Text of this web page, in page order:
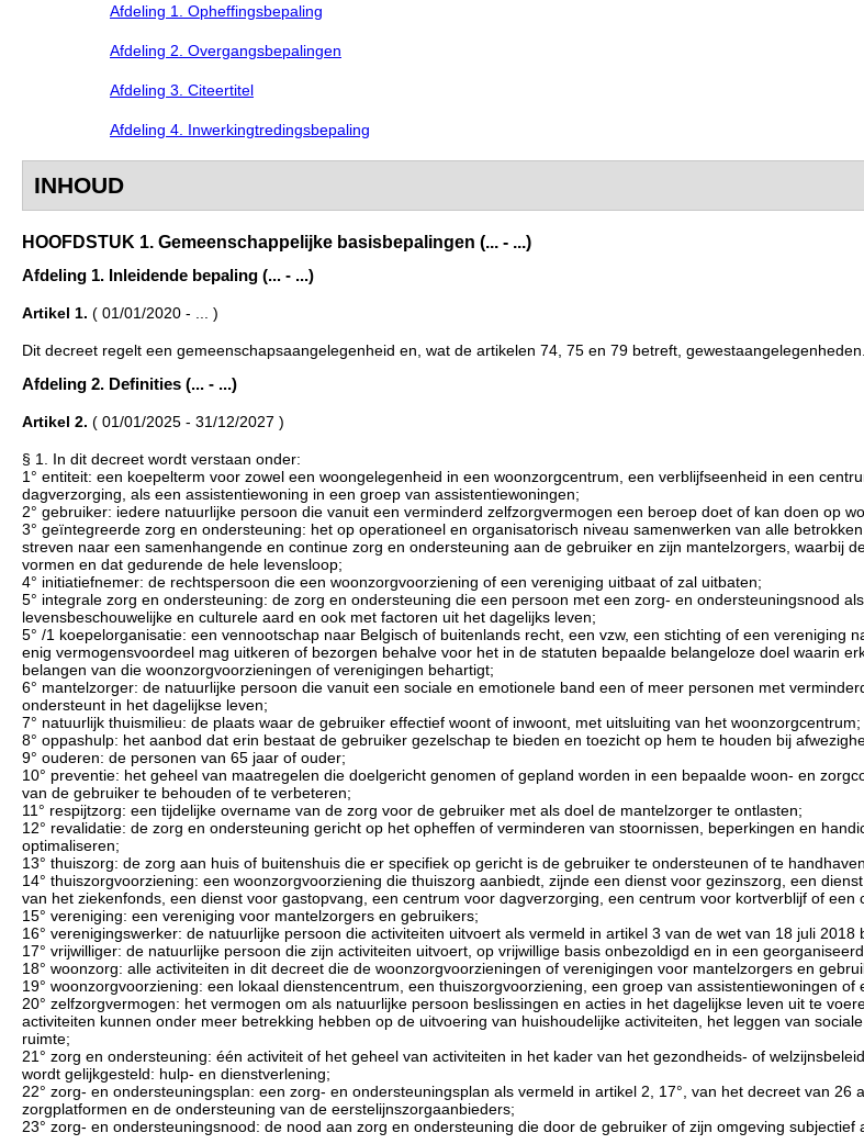
Afdeling 1. Opheffingsbepaling
Afdeling 2. Overgangsbepalingen
Afdeling 3. Citeertitel
Afdeling 4. Inwerkingtredingsbepaling
INHOUD
HOOFDSTUK 1. Gemeenschappelijke basisbepalingen (... - ...)
Afdeling 1. Inleidende bepaling (... - ...)
Artikel 1. ( 01/01/2020 - ... )
Dit decreet regelt een gemeenschapsaangelegenheid en, wat de artikelen 74, 75 en 79 betreft, gewestaangelegenheden.
Afdeling 2. Definities (... - ...)
Artikel 2. ( 01/01/2025 - 31/12/2027 )
§ 1. In dit decreet wordt verstaan onder:
1° entiteit: een koepelterm voor zowel een woongelegenheid in een woonzorgcentrum, een verblijfseenheid in een
dagverzorging, als een assistentiewoning in een groep van assistentiewoningen;
2° gebruiker: iedere natuurlijke persoon die vanuit een verminderd zelfzorgvermogen een beroep doet of kan doen op
3° geïntegreerde zorg en ondersteuning: het op operationeel en organisatorisch niveau samenwerken van alle
streven naar een samenhangende en continue zorg en ondersteuning aan de gebruiker en zijn mantelzorgers, waarbij
vormen en dat gedurende de hele levensloop;
4° initiatiefnemer: de rechtspersoon die een woonzorgvoorziening of een vereniging uitbaat of zal uitbaten;
5° integrale zorg en ondersteuning: de zorg en ondersteuning die een persoon met een zorg- en ondersteuningsnood
levensbeschouwelijke en culturele aard en ook met factoren uit het dagelijks leven;
5° /1 koepelorganisatie: een vennootschap naar Belgisch of buitenlands recht, een vzw, een stichting of een
enig vermogensvoordeel mag uitkeren of bezorgen behalve voor het in de statuten bepaalde belangeloze doel waarin
belangen van die woonzorgvoorzieningen of verenigingen behartigt;
6° mantelzorger: de natuurlijke persoon die vanuit een sociale en emotionele band een of meer personen met
ondersteunt in het dagelijkse leven;
7° natuurlijk thuismilieu: de plaats waar de gebruiker effectief woont of inwoont, met uitsluiting van het woonzorgcentrum;
8° oppashulp: het aanbod dat erin bestaat de gebruiker gezelschap te bieden en toezicht op hem te houden bij
9° ouderen: de personen van 65 jaar of ouder;
10° preventie: het geheel van maatregelen die doelgericht genomen of gepland worden in een bepaalde woon- en
van de gebruiker te behouden of te verbeteren;
11° respijtzorg: een tijdelijke overname van de zorg voor de gebruiker met als doel de mantelzorger te ontlasten;
12° revalidatie: de zorg en ondersteuning gericht op het opheffen of verminderen van stoornissen, beperkingen en
optimaliseren;
13° thuiszorg: de zorg aan huis of buitenshuis die er specifiek op gericht is de gebruiker te ondersteunen of te
14° thuiszorgvoorziening: een woonzorgvoorziening die thuiszorg aanbiedt, zijnde een dienst voor gezinszorg, een
van het ziekenfonds, een dienst voor gastopvang, een centrum voor dagverzorging, een centrum voor kortverblijf of een
15° vereniging: een vereniging voor mantelzorgers en gebruikers;
16° verenigingswerker: de natuurlijke persoon die activiteiten uitvoert als vermeld in artikel 3 van de wet van 18 juli
17° vrijwilliger: de natuurlijke persoon die zijn activiteiten uitvoert, op vrijwillige basis onbezoldigd en in een
18° woonzorg: alle activiteiten in dit decreet die de woonzorgvoorzieningen of verenigingen voor mantelzorgers en
19° woonzorgvoorziening: een lokaal dienstencentrum, een thuiszorgvoorziening, een groep van assistentiewoningen of
20° zelfzorgvermogen: het vermogen om als natuurlijke persoon beslissingen en acties in het dagelijkse leven uit te
activiteiten kunnen onder meer betrekking hebben op de uitvoering van huishoudelijke activiteiten, het leggen van
ruimte;
21° zorg en ondersteuning: één activiteit of het geheel van activiteiten in het kader van het gezondheids- of
wordt gelijkgesteld: hulp- en dienstverlening;
22° zorg- en ondersteuningsplan: een zorg- en ondersteuningsplan als vermeld in artikel 2, 17°, van het decreet van
zorgplatformen en de ondersteuning van de eerstelijnszorgaanbieders;
23° zorg- en ondersteuningsnood: de nood aan zorg en ondersteuning die door de gebruiker of zijn omgeving subjectief